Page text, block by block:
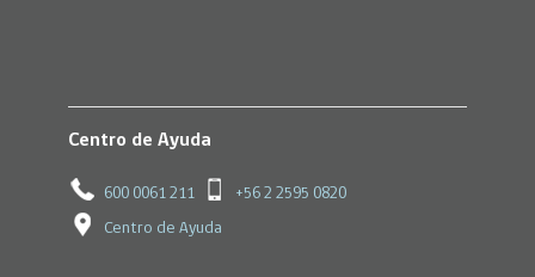
Centro de Ayuda
600 0061 211 +56 2 2595 0820
Centro de Ayuda